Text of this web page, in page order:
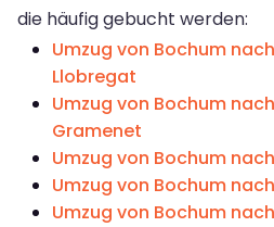
die häufig gebucht werden:
Umzug von Bochum
Llobregat
Umzug von Bochum
Gramenet
Umzug von Bochum
Umzug von Bochum
Umzug von Bochum